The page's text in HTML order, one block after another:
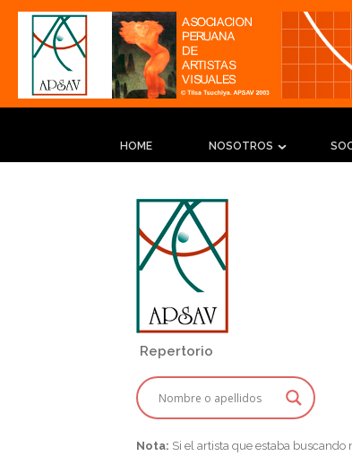
HOME NOSOTROS
Repertorio
Nota: Si el artista que estaba buscando